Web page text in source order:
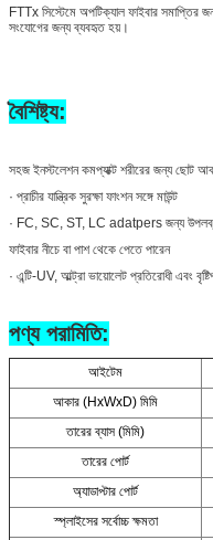
FTTx সিস্টেমে অপটিক্যাল ফাইবার সমাপ্তির
সংযোগের জন্য ব্যবহৃত হয়।
বৈশিষ্ট্য:
সহজ ইনস্টলেশন কমপ্যাক্ট শরীরের জন্য ছোট
· প্রাচীর যান্ত্রিক সুরক্ষা ফাংশন সঙ্গে মাউন্ট
· FC, SC, ST, LC adatpers জন্য
ফাইবার নীচে বা পাশ থেকে পেতে পারেন
· এন্টি-UV, আল্ট্রা ভায়োলেট প্রতিরোধী এবং
পণ্য পরামিতি:
আইটেম
আকার (HxWxD) মিমি
তারের ব্যাস (মিমি)
তারের পোর্ট
অ্যাডাপ্টার পোর্ট
স্প্লাইসের সর্বোচ্চ ক্ষমতা